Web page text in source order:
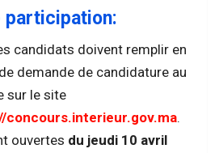
participation:
candidats doivent remplir en
demande de candidature au
sur le site
concours.interieur.gov.ma.
ouvertes du jeudi 10 avril